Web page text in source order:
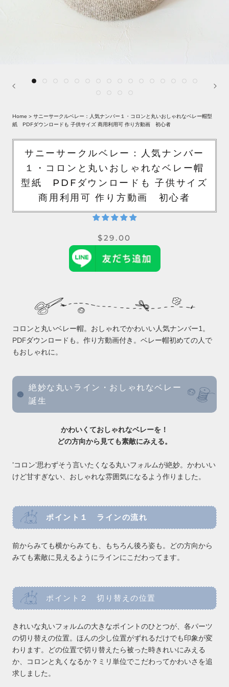
Home > サニーサークルベレー：人気ナンバー１・コロンと丸いおしゃれなベレー帽型
紙 PDFダウンロードも 子供サイズ 商用利用可 作り方動画 初心者
サニーサークルベレー：人気ナンバー
１・コロンと丸いおしゃれなベレー帽
型紙 PDFダウンロードも 子供サイズ
商用利用可 作り方動画 初心者
$29.00
コロンと丸いベレー帽。おしゃれでかわいい人気ナンバー1。
PDFダウンロードも。作り方動画付き。ベレー帽初めての人で
もおしゃれに。
絶妙な丸いライン・おしゃれなベレー
誕生
かわいくておしゃれなベレーを！
どの方向から見ても素敵にみえる。
’コロン’思わずそう言いたくなる丸いフォルムが絶妙。かわいい
けど甘すぎない、おしゃれな雰囲気になるよう作りました。
ポイント１ ラインの流れ
前からみても横からみても、もちろん後ろ姿も。どの方向から
みても素敵に見えるようにラインにこだわってます。
ポイント２ 切り替えの位置
きれいな丸いフォルムの大きなポイントのひとつが、各パーツ
の切り替えの位置。ほんの少し位置がずれるだけでも印象が変
わります。どの位置で切り替えたら被った時きれいにみえる
か、コロンと丸くなるか？ミリ単位でこだわってかわいさを追
求しました。